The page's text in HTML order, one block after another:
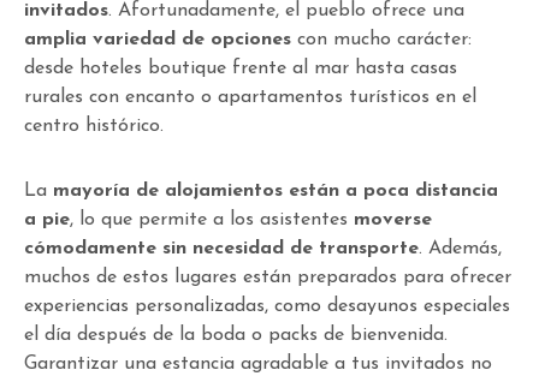
invitados. Afortunadamente, el pueblo ofrece una
amplia variedad de opciones con mucho carácter:
desde hoteles boutique frente al mar hasta casas
rurales con encanto o apartamentos turísticos en el
centro histórico.
La mayoría de alojamientos están a poca distancia
a pie, lo que permite a los asistentes moverse
cómodamente sin necesidad de transporte. Además,
muchos de estos lugares están preparados para ofrecer
experiencias personalizadas, como desayunos especiales
el día después de la boda o packs de bienvenida.
Garantizar una estancia agradable a tus invitados no